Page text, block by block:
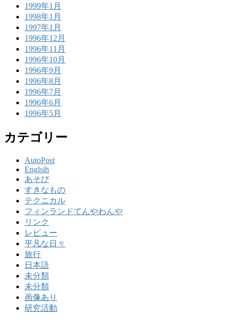
1999年1月
1998年1月
1997年1月
1996年12月
1996年11月
1996年10月
1996年9月
1996年8月
1996年7月
1996年6月
1996年5月
カテゴリー
AutoPost
Englsih
あそび
すきなもの
テクニカル
フィンランドてんやわんや
リンク
レビュー
平凡な日々
旅行
日本語
未分類
未分類
画像あり
研究活動